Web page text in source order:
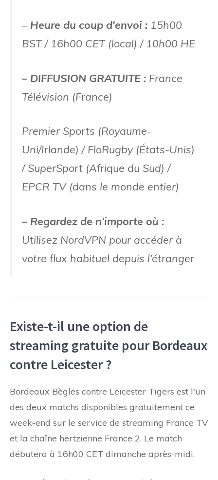
– Heure du coup d'envoi : 15h00
BST / 16h00 CET (local) / 10h00 HE
– DIFFUSION GRATUITE : France
Télévision (France)
Premier Sports (Royaume-
Uni/Irlande) / FloRugby (États-Unis)
/ SuperSport (Afrique du Sud) /
EPCR TV (dans le monde entier)
– Regardez de n’importe où :
Utilisez NordVPN pour accéder à
votre flux habituel depuis l’étranger
Existe-t-il une option de
streaming gratuite pour Bordeaux
contre Leicester ?
Bordeaux Bègles contre Leicester Tigers est l'un
des deux matchs disponibles gratuitement ce
week-end sur le service de streaming France TV
et la chaîne hertzienne France 2. Le match
débutera à 16h00 CET dimanche après-midi.